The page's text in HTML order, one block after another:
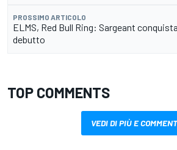
PROSSIMO ARTICOLO
ELMS, Red Bull Ring: Sargeant
debutto
TOP COMMENTS
VEDI DI PIÙ E